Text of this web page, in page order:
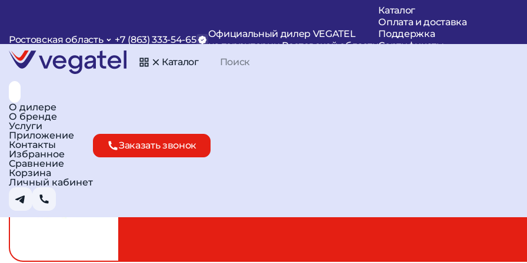
Ростовская область +7 (863) 333-54-65
Официальный дилер VEGATEL
на территории Ростовской области
Каталог
Оплата и доставка
Поддержка
Сертификаты
Каталог
О дилере
О бренде
Услуги
Приложение
Контакты
Избранное
Сравнение
Корзина
Личный кабинет
Заказать звонок
VEGATEL 5D-FB Cu (ГОСТ, синий) 500м
Кабель коаксиальный VEGATEL 5D-FB
500м
Арт. R11196